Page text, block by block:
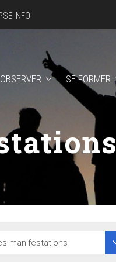
OBSERVER SE FORMER
INFO